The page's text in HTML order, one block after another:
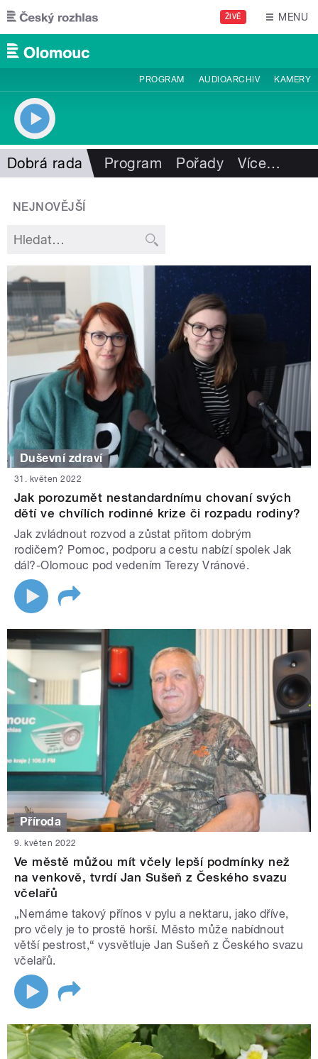
Přejít k hlavnímu obsahu
ŽIVĚ MENU
PROGRAM AUDIOARCHIV KAMERY
Dobrá rada Program Pořady Více…
NEJNOVĚJŠÍ
Duševní zdraví
31. květen 2022
Jak porozumět nestandardnímu chovaní svých
dětí ve chvílích rodinné krize či rozpadu rodiny?
Jak zvládnout rozvod a zůstat přitom dobrým
rodičem? Pomoc, podporu a cestu nabízí spolek Jak
dál?-Olomouc pod vedením Terezy Vránové.
Příroda
9. květen 2022
Ve městě můžou mít včely lepší podmínky než
na venkově, tvrdí Jan Sušeň z Českého svazu
včelařů
„Nemáme takový přínos v pylu a nektaru, jako dříve,
pro včely je to prostě horší. Město může nabídnout
větší pestrost,“ vysvětluje Jan Sušeň z Českého svazu
včelařů.